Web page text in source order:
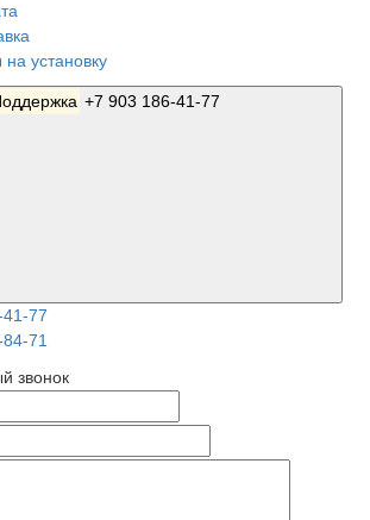
установку
77
71
звонок